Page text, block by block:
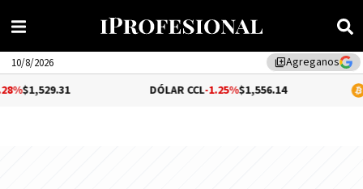
library_addAgreganos
10/8/2026
-1.25%$1,556.14